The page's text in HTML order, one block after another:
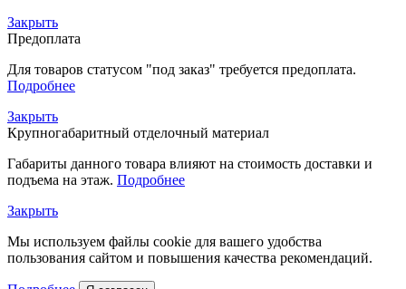
Закрыть
Предоплата
Для товаров статусом "под заказ" требуется предоплата.
Подробнее
Закрыть
Крупногабаритный отделочный материал
Габариты данного товара влияют на стоимость доставки и
подъема на этаж. Подробнее
Закрыть
Мы используем файлы cookie для вашего удобства
пользования сайтом и повышения качества рекомендаций.